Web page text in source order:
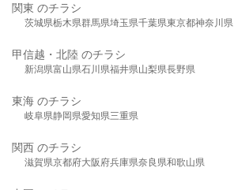
関東 のチラシ
茨城県栃木県群馬県埼玉県千葉県東京都神奈川県
甲信越・北陸 のチラシ
新潟県富山県石川県福井県山梨県長野県
東海 のチラシ
岐阜県静岡県愛知県三重県
関西 のチラシ
滋賀県京都府大阪府兵庫県奈良県和歌山県